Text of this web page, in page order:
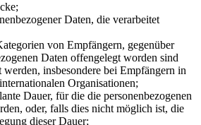
Daten, die verarbeitet
von Empfängern, gegenüber
Daten offengelegt worden sind
insbesondere bei Empfängern in
Organisationen;
Dauer, für die die personenbezogenen
oder, falls dies nicht möglich ist, die
dieser Dauer;